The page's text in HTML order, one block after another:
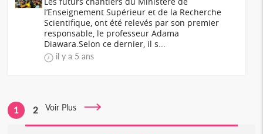
l’Enseignement Supérieur et de la Recherche
Scientifique, ont été relevés par son premier
responsable, le professeur Adama
Diawara.Selon ce dernier, il s...
il y a 5 ans
1 2 Voir Plus